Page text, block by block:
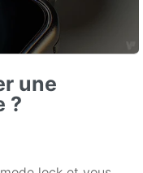
une
?